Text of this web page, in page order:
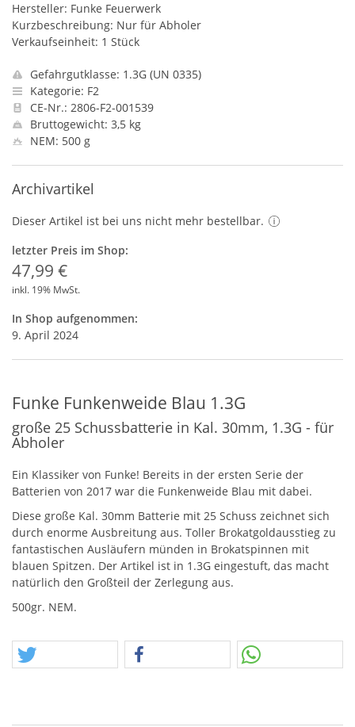
Hersteller: Funke Feuerwerk
Kurzbeschreibung: Nur für Abholer
Verkaufseinheit: 1 Stück
Gefahrgutklasse: 1.3G (UN 0335)
Kategorie: F2
CE-Nr.: 2806-F2-001539
Bruttogewicht: 3,5 kg
NEM: 500 g
Archivartikel
Dieser Artikel ist bei uns nicht mehr bestellbar.
letzter Preis im Shop:
47,99 €
inkl. 19% MwSt.
In Shop aufgenommen:
9. April 2024
Funke Funkenweide Blau 1.3G
große 25 Schussbatterie in Kal. 30mm, 1.3G - für
Abholer
Ein Klassiker von Funke! Bereits in der ersten Serie der
Batterien von 2017 war die Funkenweide Blau mit dabei.
Diese große Kal. 30mm Batterie mit 25 Schuss zeichnet sich
durch enorme Ausbreitung aus. Toller Brokatgoldausstieg zu
fantastischen Ausläufern münden in Brokatspinnen mit
blauen Spitzen. Der Artikel ist in 1.3G eingestuft, das macht
natürlich den Großteil der Zerlegung aus.
500gr. NEM.